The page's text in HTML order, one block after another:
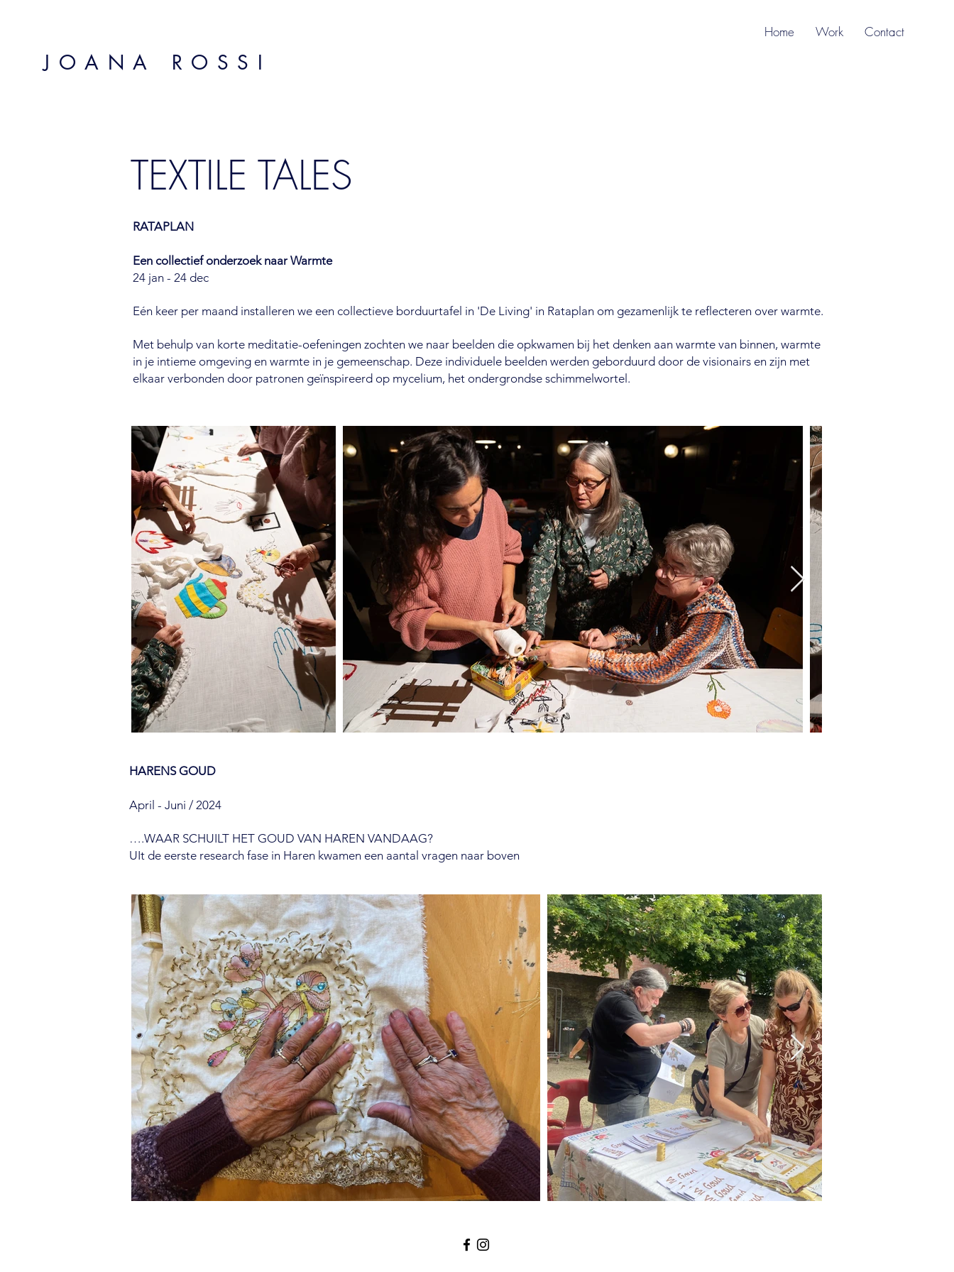
JOANA ROSSI
Home Work Contact
TEXTILE TALES
RATAPLAN
Een collectief onderzoek naar Warmte
24 jan - 24 dec
Eén keer per maand installeren we een collectieve borduurtafel in 'De Living' in Rataplan om gezamenlijk te reflecteren over warmte.
Met behulp van korte meditatie-oefeningen zochten we naar beelden die opkwamen bij het denken aan warmte van binnen, warmte
in je intieme omgeving en warmte in je gemeenschap. Deze individuele beelden werden geborduurd door de visionairs en zijn met
elkaar verbonden door patronen geïnspireerd op mycelium, het ondergrondse schimmelwortel.
HARENS GOUD
April - Juni / 2024
….WAAR SCHUILT HET GOUD VAN HAREN VANDAAG?
UIt de eerste research fase in Haren kwamen een aantal vragen naar boven